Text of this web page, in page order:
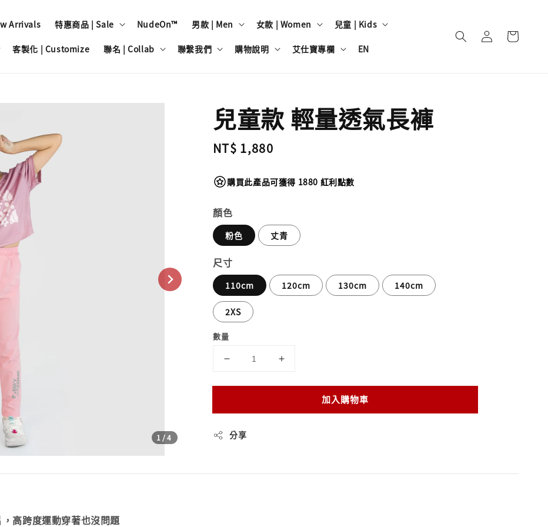
Arrivals 特惠商品 | Sale NudeOn™ 男款 | Men 女款 | Women 兒童 | Kids
客製化 | Customize 聯名 | Collab 聯繫我們 購物說明 艾仕寶專欄 EN
1 /4
兒童款 輕量透氣長褲
Regular
NT$ 1,880
購買此產品可獲得 1880 紅利點數
顏色
粉色 丈青
尺寸
110cm 120cm 130cm 140cm
2XS
數量
加入購物車
分享
高跨度運動穿著也沒問題